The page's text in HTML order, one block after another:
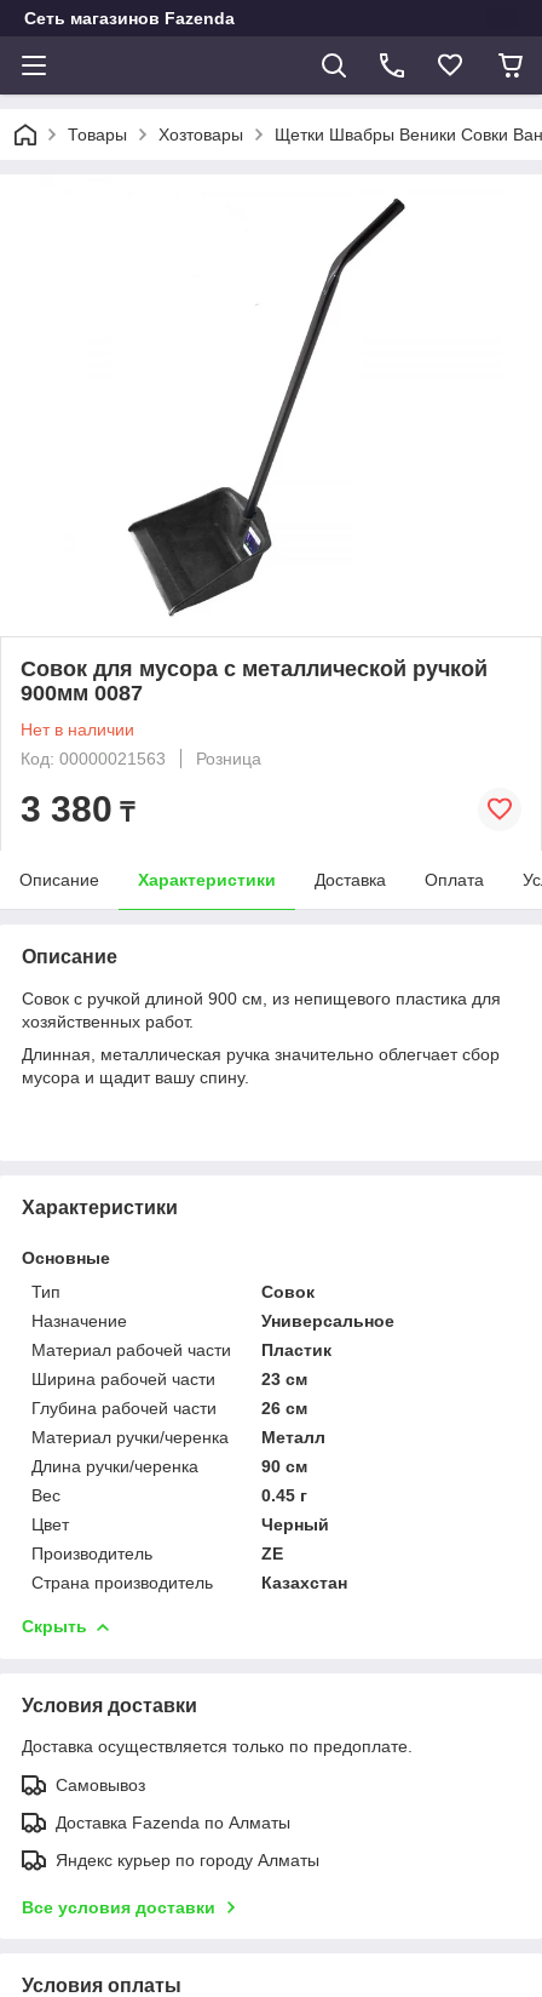
Сеть магазинов Fazenda
Товары Хозтовары Щетки Швабры Веники Совки
Совок для мусора с металлической ручкой
900мм 0087
Нет в наличии
Код: 00000021563
Розница
3 380 ₸
Описание Характеристики Доставка Оплата
Описание
Совок с ручкой длиной 900 см, из непищевого пластика для
хозяйственных работ.
Длинная, металлическая ручка значительно облегчает сбор
мусора и щадит вашу спину.
Характеристики
Основные
Тип
Совок
Назначение
Универсальное
Материал рабочей части
Пластик
Ширина рабочей части
23 см
Глубина рабочей части
26 см
Материал ручки/черенка
Металл
Длина ручки/черенка
90 см
Вес
0.45 г
Цвет
Черный
Производитель
ZE
Страна производитель
Казахстан
Скрыть
Условия доставки
Доставка осуществляется только по предоплате.
Самовывоз
Доставка Fazenda по Алматы
Яндекс курьер по городу Алматы
Все условия доставки
Условия оплаты